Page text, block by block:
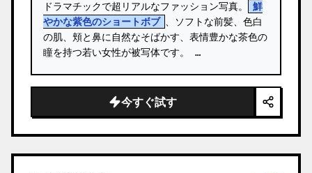
ドラマチックで超リアルなファッション写真。
鮮
やかな紫色のショートボブ
、ソフトな前髪、色白
の肌、頬と鼻に自然なそばかす、表情豊かな茶色の
瞳を持つ若い女性が被写体です。 …
今すぐ試す